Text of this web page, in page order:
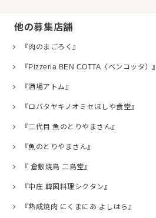
他の募集店舗
『肉のまごろく』
『Pizzeria BEN COTTA（ベンコッタ）』
『酒場アトム』
『ロバタヤキノオミセほしや食堂』
『二代目 魚のとりやまさん』
『魚のとりやまさん』
『 倉敷焼鳥 二鳥堂』
『中庄 韓国料理シクタン』
『熟成焼肉 にくまにあ よしはら』